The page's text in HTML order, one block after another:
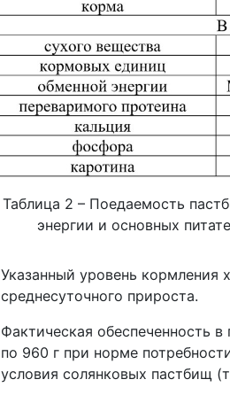
Таблица 2 – Поедаемость
энергии и основных
Указанный уровень кормления
среднесуточного прироста.
Фактическая обеспеченность
по 960 г при норме
условия солянковых пастбищ